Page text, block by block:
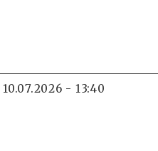
10.07.2026 - 13:40